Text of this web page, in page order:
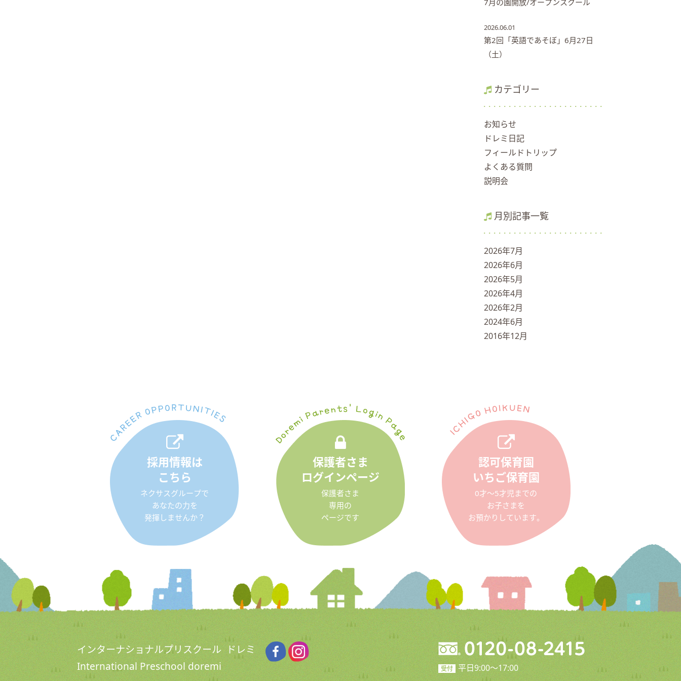
7月の園開放/オープンスクール
2026.06.01
第2回「英語であそぼ」6月27日
（土）
カテゴリー
お知らせ
ドレミ日記
フィールドトリップ
よくある質問
説明会
月別記事一覧
2026年7月
2026年6月
2026年5月
2026年4月
2026年2月
2024年6月
2016年12月
採用情報は
こちら
ネクサスグループで
あなたの力を
発揮しませんか？
保護者さま
ログインページ
保護者さま
専用の
ページです
認可保育園
いちご保育園
0才〜5才児までの
お子さまを
お預かりしています。
インターナショナルプリスクール ドレミ
International Preschool doremi
受付 平日9:00〜17:00